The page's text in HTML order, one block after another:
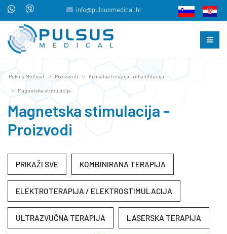
info@pulsusmedical.hr
Pulsus Medical Proizvodi Fizikalna terapija i rehabilitacija
Magnetska stimulacija
Magnetska stimulacija -
Proizvodi
PRIKAŽI SVE KOMBINIRANA TERAPIJA
ELEKTROTERAPIJA / ELEKTROSTIMULACIJA
ULTRAZVUČNA TERAPIJA LASERSKA TERAPIJA